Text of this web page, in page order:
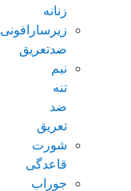
زنانه
زیرسارافونی
ضدتعریق
نیم
تنه
ضد
تعریق
شورت
قاعدگی
جوراب